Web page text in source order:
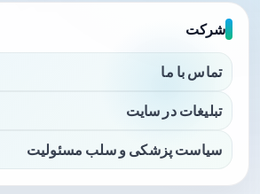
شرکت
تماس با ما
تبلیغات در سایت
سیاست پزشکی و سلب مسئولیت